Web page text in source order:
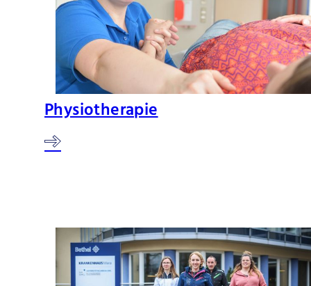
Physiotherapie